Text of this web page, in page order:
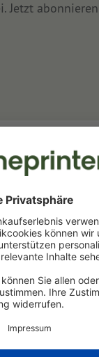
Jetzt